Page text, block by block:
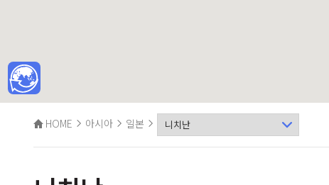
HOME 아시아 일본